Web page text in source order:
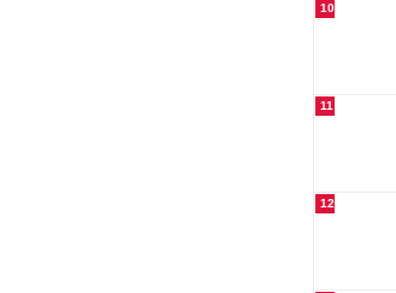
10
11
12